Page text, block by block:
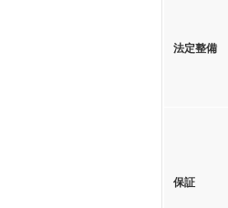
法定整備
保証